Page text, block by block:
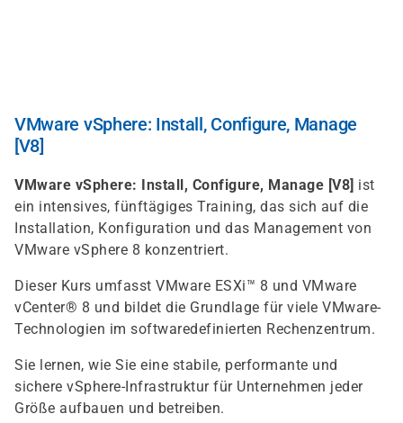
VMware vSphere: Install, Configure, Manage
[V8]
VMware vSphere: Install, Configure, Manage [V8] ist
ein intensives, fünftägiges Training, das sich auf die
Installation, Konfiguration und das Management von
VMware vSphere 8 konzentriert.
Dieser Kurs umfasst VMware ESXi™ 8 und VMware
vCenter® 8 und bildet die Grundlage für viele VMware-
Technologien im softwaredefinierten Rechenzentrum.
Sie lernen, wie Sie eine stabile, performante und
sichere vSphere-Infrastruktur für Unternehmen jeder
Größe aufbauen und betreiben.